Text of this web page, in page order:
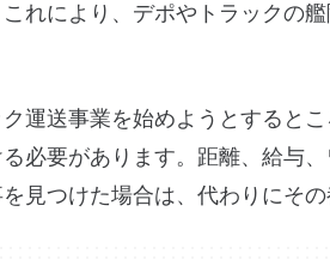
れにより、デポやトラックの
運送事業を始めようとすると
必要があります。距離、給与
見つけた場合は、代わりにそ